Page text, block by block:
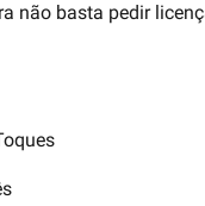
não basta pedir